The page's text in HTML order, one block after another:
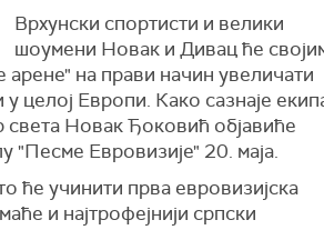
Врхунски спортисти и велики
шоумени Новак и Дивац ће
на прави начин увеличати
у целој Европи. Како сазнаје
света Новак Ђоковић објавиће
"Песме Евровизије" 20. маја.
ће учинити прва евровизијска
и најтрофејнији српски